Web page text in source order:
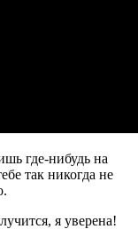
где-нибудь на
так никогда не
я уверена!